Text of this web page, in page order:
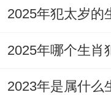
保持家庭还有谐
两个人能够通过